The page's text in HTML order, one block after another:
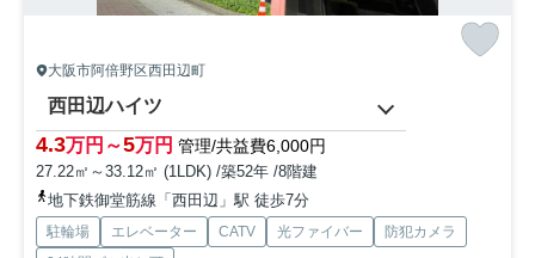
大阪市阿倍野区西田辺町
西田辺ハイツ
4.3万円～5万円 管理/共益費6,000円
27.22㎡～33.12㎡ (1LDK) /築52年 /8階建
地下鉄御堂筋線「西田辺」駅 徒歩7分
駐輪場 エレベーター CATV 光ファイバー
防犯カメラ